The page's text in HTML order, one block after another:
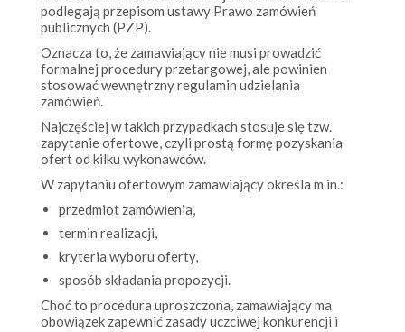
publicznych (PZP).
Oznacza to, że zamawiający nie musi prowadzić
formalnej procedury przetargowej, ale powinien
stosować wewnętrzny regulamin udzielania
zamówień.
Najczęściej w takich przypadkach stosuje się tzw.
zapytanie ofertowe, czyli prostą formę pozyskania
ofert od kilku wykonawców.
W zapytaniu ofertowym zamawiający określa m.in.:
przedmiot zamówienia,
termin realizacji,
kryteria wyboru oferty,
sposób składania propozycji.
Choć to procedura uproszczona, zamawiający ma
obowiązek zapewnić zasady uczciwej konkurencji i
przejrzystości.